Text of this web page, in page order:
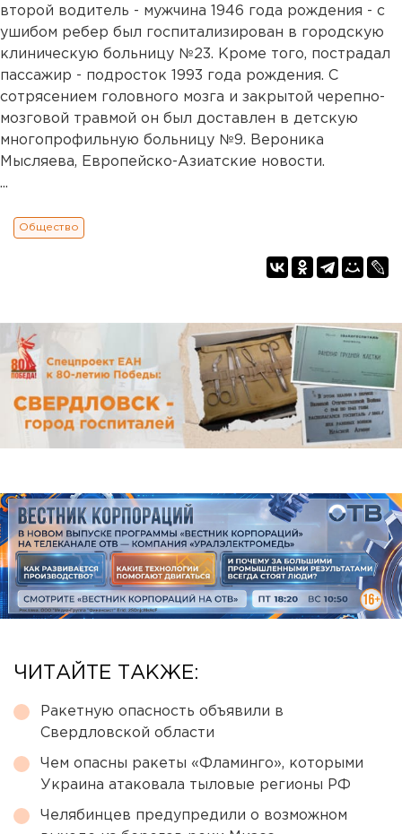
второй водитель - мужчина 1946 года рождения - с
ушибом ребер был госпитализирован в городскую
клиническую больницу №23. Кроме того, пострадал
пассажир - подросток 1993 года рождения. С
сотрясением головного мозга и закрытой черепно-
мозговой травмой он был доставлен в детскую
многопрофильную больницу №9. Вероника
Мысляева, Европейско-Азиатские новости.
...
Общество
ЧИТАЙТЕ ТАКЖЕ:
Ракетную опасность объявили в
Свердловской области
Чем опасны ракеты «Фламинго», которыми
Украина атаковала тыловые регионы РФ
Челябинцев предупредили о возможном